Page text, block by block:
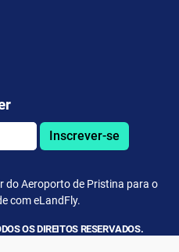
Inscrever-se
do Aeroporto de Pristina para o
com eLandFly.
OS DIREITOS RESERVADOS.